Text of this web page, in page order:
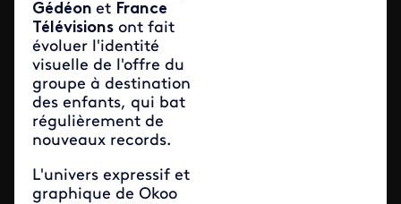
Gédéon et France
Télévisions ont fait
évoluer l'identité
visuelle de l'offre du
groupe à destination
des enfants, qui bat
régulièrement de
nouveaux records.
L'univers expressif et
graphique de Okoo